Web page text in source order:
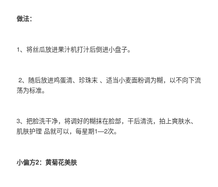
做法：
1、将丝瓜放进果汁机打汁后倒进小盘子。
2、随后放进鸡蛋清、珍珠末 、适当小麦面粉调为糊，以不向下流
荡为标准。
3、把脸洗干净，将调好的糊抹在脸部，干后清洗，拍上爽肤水、
肌肤护理 品就可以，每星期1—2次。
小偏方2：黄菊花美肤